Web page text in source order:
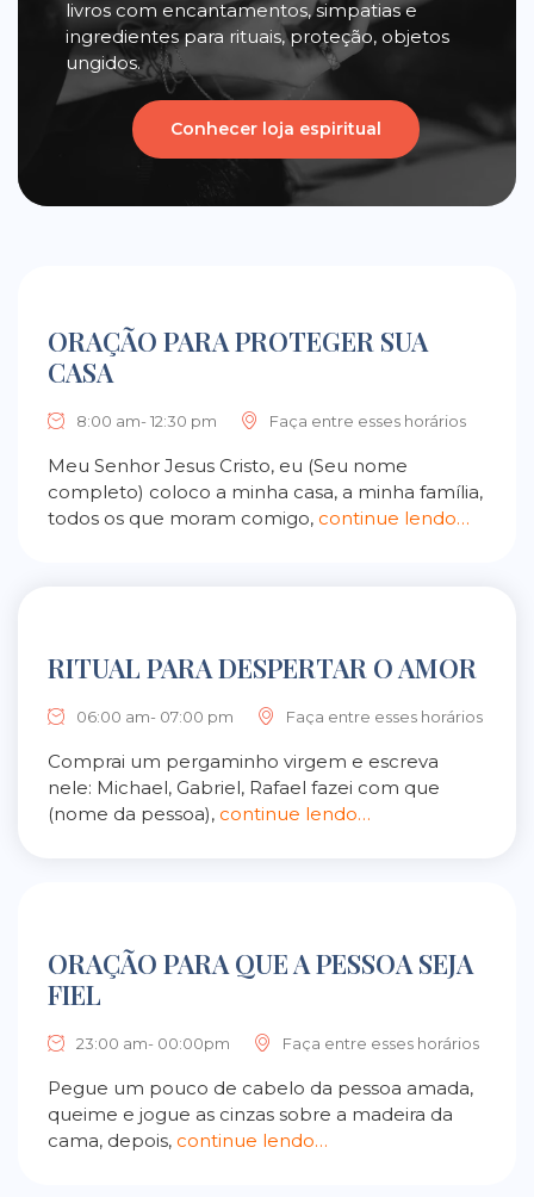
livros com encantamentos, simpatias e
ingredientes para rituais, proteção, objetos
ungidos.
Conhecer loja espiritual
ORAÇÃO PARA PROTEGER SUA
CASA
8:00 am- 12:30 pm Faça entre esses horários
Meu Senhor Jesus Cristo, eu (Seu nome
completo) coloco a minha casa, a minha família,
todos os que moram comigo, continue lendo…
RITUAL PARA DESPERTAR O AMOR
06:00 am- 07:00 pm Faça entre esses horários
Comprai um pergaminho virgem e escreva
nele: Michael, Gabriel, Rafael fazei com que
(nome da pessoa), continue lendo…
ORAÇÃO PARA QUE A PESSOA SEJA
FIEL
23:00 am- 00:00pm Faça entre esses horários
Pegue um pouco de cabelo da pessoa amada,
queime e jogue as cinzas sobre a madeira da
cama, depois, continue lendo…